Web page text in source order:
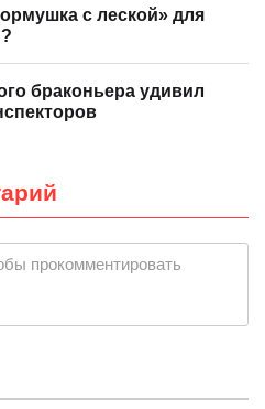
с леской» для
браконьера удивил
прокомментировать